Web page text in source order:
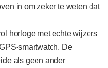
in om zeker te weten dat
horloge met echte wijzers
smartwatch. De
als geen ander